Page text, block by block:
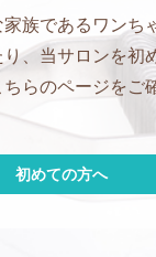
族であるワンち
、当サロンを初
らのページをご
初めての方へ